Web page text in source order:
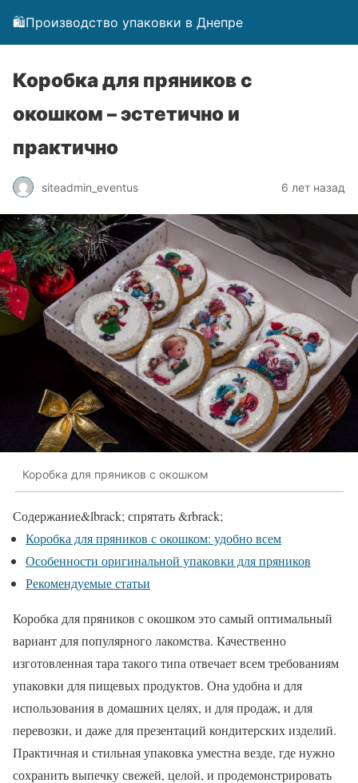
🛍️Производство упаковки в Днепре
Коробка для пряников с
окошком – эстетично и
практично
siteadmin_eventus 6 лет назад
Коробка для пряников с окошком
Содержание&lbrack; спрятать &rbrack;
Коробка для пряников с окошком: удобно всем
Особенности оригинальной упаковки для пряников
Рекомендуемые статьи
Коробка для пряников с окошком это самый оптимальный
вариант для популярного лакомства. Качественно
изготовленная тара такого типа отвечает всем требованиям
упаковки для пищевых продуктов. Она удобна и для
использования в домашних целях, и для продаж, и для
перевозки, и даже для презентаций кондитерских изделий.
Практичная и стильная упаковка уместна везде, где нужно
сохранить выпечку свежей, целой, и продемонстрировать